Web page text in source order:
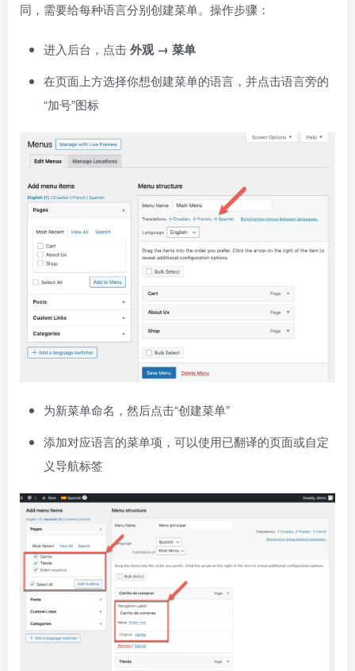
同，需要给每种语言分别创建菜单。操作步骤：
进入后台，点击外观 → 菜单
在页面上方选择你想创建菜单的语言，并点击语言旁的
“加号”图标
为新菜单命名，然后点击“创建菜单”
添加对应语言的菜单项，可以使用已翻译的页面或自定
义导航标签